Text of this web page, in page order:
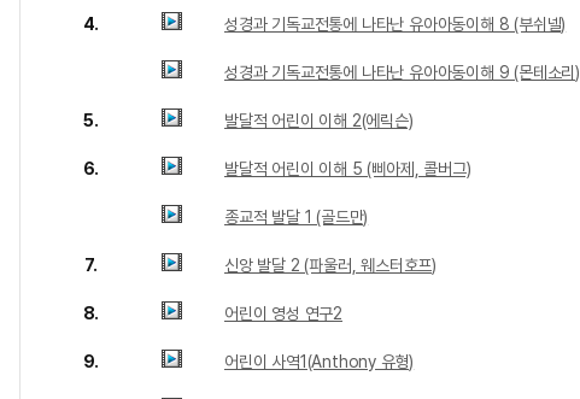
4. 성경과 기독교전통에 나타난 유아아동이해 8 (부쉬넬)
성경과 기독교전통에 나타난 유아아동이해 9 (몬테소리)
5. 발달적 어린이 이해 2(에릭슨)
6. 발달적 어린이 이해 5 (삐아제, 콜버그)
종교적 발달 1 (골드만)
7. 신앙 발달 2 (파울러, 웨스터호프)
8. 어린이 영성 연구2
9. 어린이 사역1(Anthony 유형)